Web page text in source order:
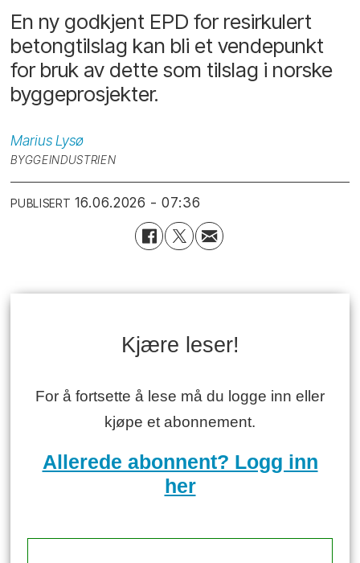
En ny godkjent EPD for resirkulert
betongtilslag kan bli et vendepunkt
for bruk av dette som tilslag i norske
byggeprosjekter.
Marius Lysø
BYGGEINDUSTRIEN
PUBLISERT 16.06.2026 - 07:36
Kjære leser!
For å fortsette å lese må du logge inn eller
kjøpe et abonnement.
Allerede abonnent? Logg inn
her